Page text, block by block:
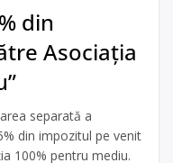
din
Asociația
separată a
din impozitul pe venit
100% pentru mediu.